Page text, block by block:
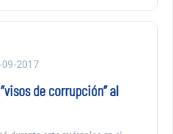
09-2017
de corrupción” al